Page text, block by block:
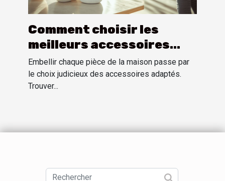
Comment choisir les
meilleurs accessoires
pour chaque pièce de la
maison
Embellir chaque pièce de la maison passe par
le choix judicieux des accessoires adaptés.
Trouver...